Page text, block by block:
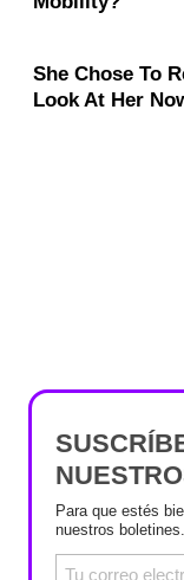
Para que estés
nuestros